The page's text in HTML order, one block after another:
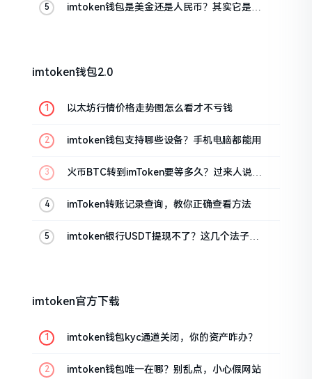
imtoken钱包是美金还是人民币？其实它是个
imtoken钱包2.0
以太坊行情价格走势图怎么看才不亏钱
imtoken钱包支持哪些设备？手机电脑都能用
火币BTC转到imToken要等多久？过来人说说
imToken转账记录查询，教你正确查看方法
imtoken银行USDT提现不了？这几个法子能
imtoken官方下载
imtoken钱包kyc通道关闭，你的资产咋办？
imtoken钱包唯一在哪？别乱点，小心假网站